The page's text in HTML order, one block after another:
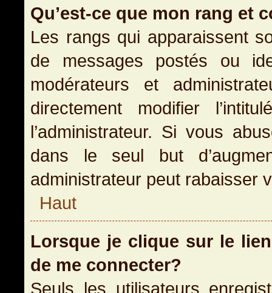
Qu’est-ce que mon rang et
Les rangs qui apparaissent
de messages postés ou
modérateurs et
directement modifier
l’administrateur. Si vous
dans le seul but
administrateur peut rabaisser
Haut
Lorsque je clique sur le
de me connecter?
Seuls les utilisateurs